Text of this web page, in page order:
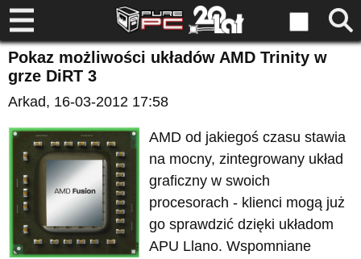
Pokaz możliwości układów AMD Trinity w
grze DiRT 3
Arkad, 16-03-2012 17:58
AMD od jakiegoś czasu stawia
na mocny, zintegrowany układ
graficzny w swoich
procesorach - klienci mogą już
go sprawdzić dzięki układom
APU Llano. Wspomniane